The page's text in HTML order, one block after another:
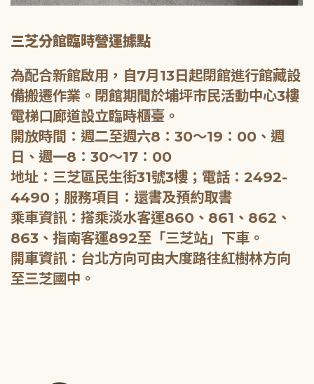
三芝分館臨時營運據點
為配合新館啟用，自7月13日起閉館進行館藏設
備搬遷作業。閉館期間於埔坪市民活動中心3樓
電梯口廊道設立臨時櫃臺。
開放時間：週二至週六8：30～19：00、週
日、週一8：30～17：00
地址：三芝區民生街31號3樓；電話：2492-
4490；服務項目：還書及預約取書
乘車資訊：搭乘淡水客運860、861、862、
863、指南客運892至「三芝站」下車。
開車資訊：台北方向可由大度路往紅樹林方向
至三芝國中。